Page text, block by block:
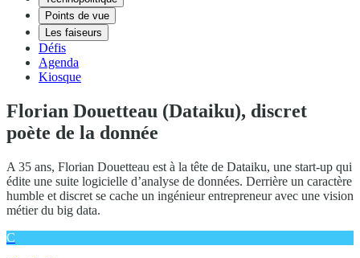
Points de vue
Les faiseurs
Défis
Agenda
Kiosque
Florian Douetteau (Dataiku), discret
poète de la donnée
A 35 ans, Florian Douetteau est à la tête de Dataiku, une start-up qui
édite une suite logicielle d’analyse de données. Derrière un caractère
humble et discret se cache un ingénieur entrepreneur avec une vision
métier du big data.
C